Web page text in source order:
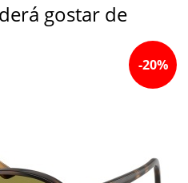
gostar de
-20%